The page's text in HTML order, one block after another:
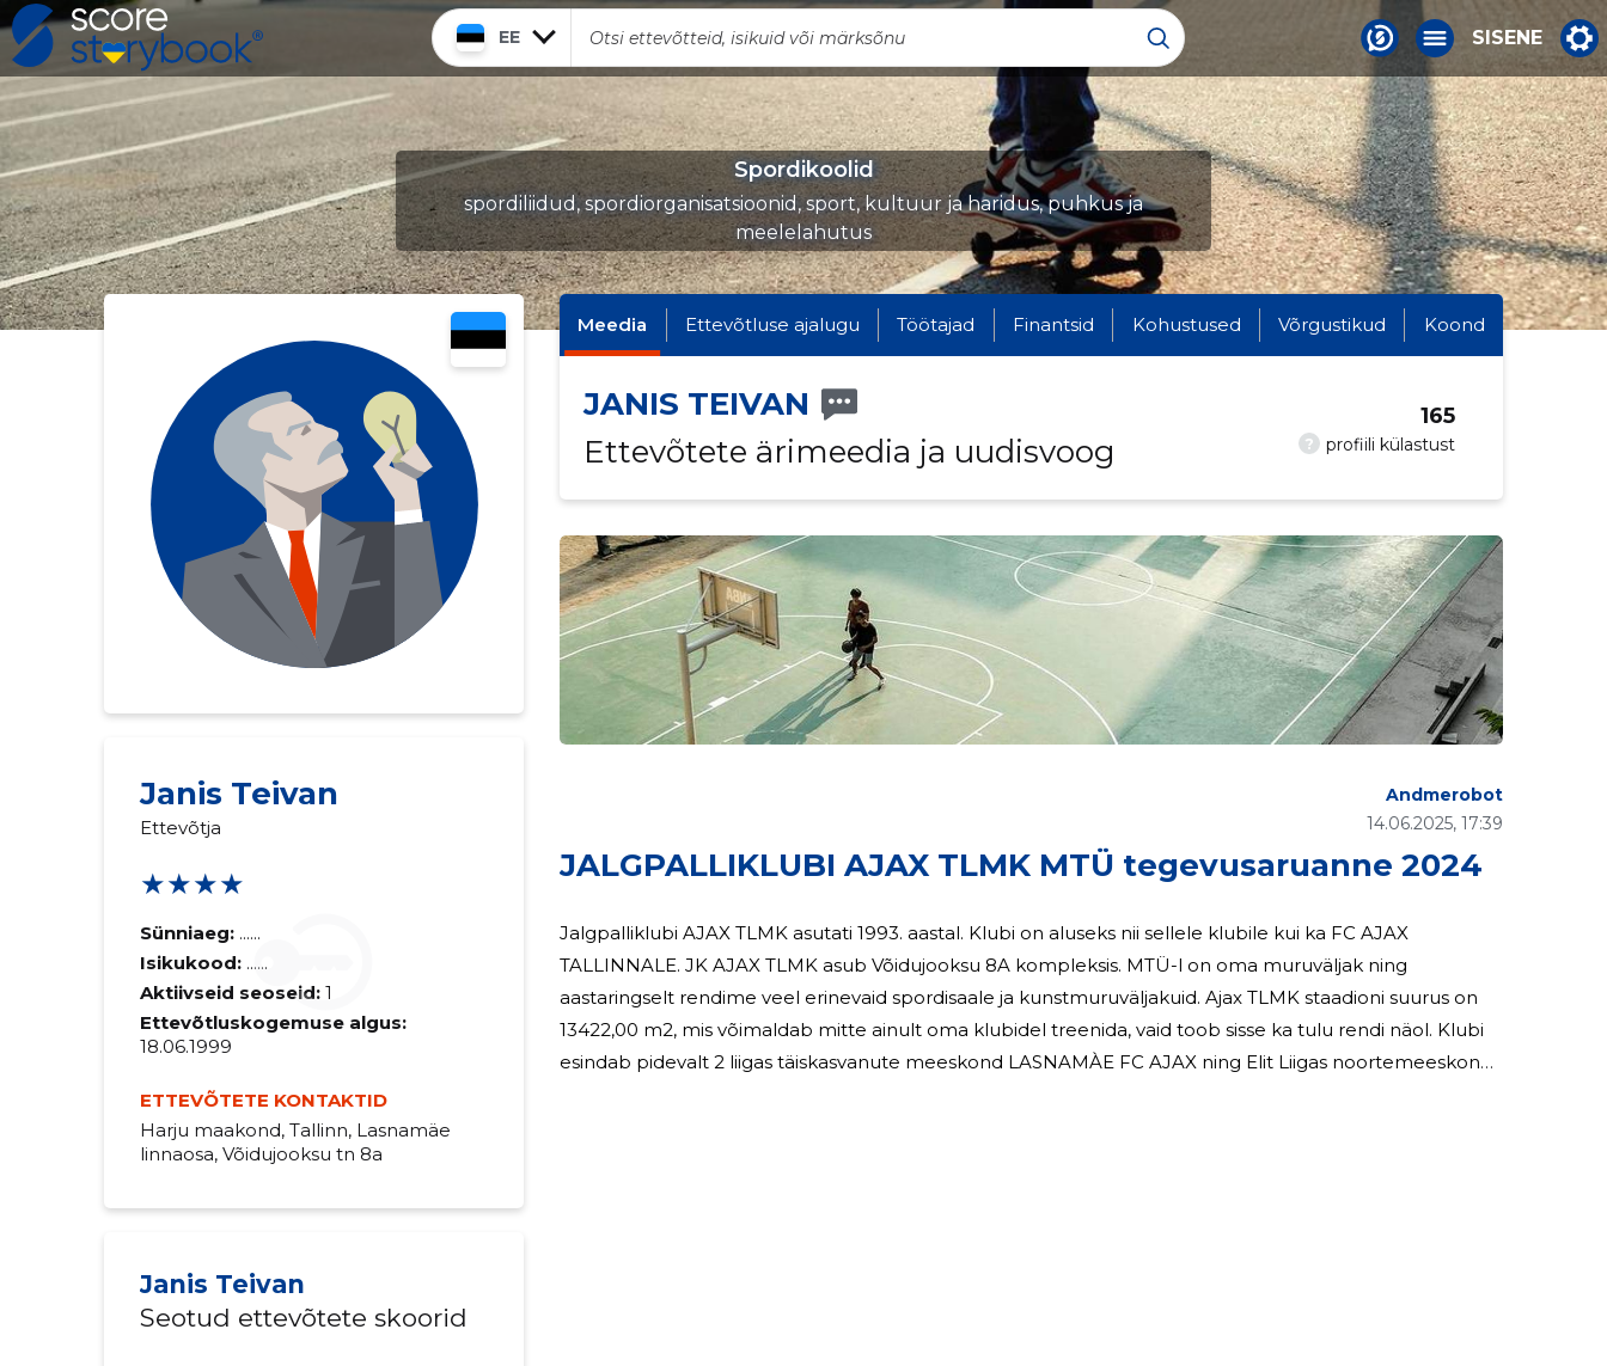
EE SISENE
Spordikoolid
spordiliidud, spordiorganisatsioonid, sport, kultuur ja haridus, puhkus ja
meelelahutus
Janis Teivan
Ettevõtja
★★★★
Sünniaeg: ......
Isikukood: ......
Aktiivseid seoseid: 1
Ettevõtluskogemuse algus:
18.06.1999
ETTEVÕTETE KONTAKTID
Harju maakond, Tallinn, Lasnamäe
linnaosa, Võidujooksu tn 8a
Janis Teivan
Seotud ettevõtete skoorid
Meedia Ettevõtluse ajalugu Töötajad Finantsid Kohustused Võrgustikud Koond
JANIS TEIVAN
Ettevõtete ärimeedia ja uudisvoog
? profiili külastust
165
JALGPALLIKLUBI AJAX TLMK MTÜ tegevusaruanne 2024
14.06.2025, 17:39
Andmerobot
Jalgpalliklubi AJAX TLMK asutati 1993. aastal. Klubi on aluseks nii sellele klubile kui ka FC AJAX
TALLINNALE. JK AJAX TLMK asub Võidujooksu 8A kompleksis. MTÜ-l on oma muruväljak ning
aastaringselt rendime veel erinevaid spordisaale ja kunstmuruväljakuid. Ajax TLMK staadioni suurus on
13422,00 m2, mis võimaldab mitte ainult oma klubidel treenida, vaid toob sisse ka tulu rendi näol. Klubi
esindab pidevalt 2 liigas täiskasvanute meeskond LASNAMÀE FC AJAX ning Elit Liigas noortemeeskond